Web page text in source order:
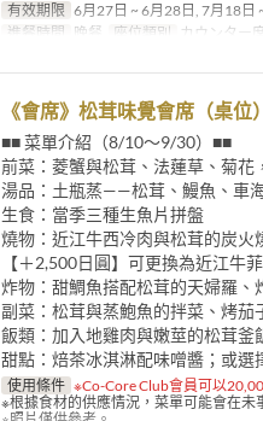
有效期限 6月27日 ~ 6月28日, 7月18日
進餐時間 晚餐 座位類別 カウンター
《會席》松茸味覺會席（桌位）
■■ 菜單介紹（8/10～9/30）■■
前菜：菱蟹與松茸、法蓮草、菊花
湯品：土瓶蒸——松茸、鰻魚、車
生食：當季三種生魚片拼盤
燒物：近江牛西冷肉與松茸的炭火
【＋2,500日圓】可更換為近江牛
炸物：甜鯛魚搭配松茸的天婦羅
副菜：松茸與蒸鮑魚的拌菜、烤茄
飯類：加入地雞肉與嫩莖的松茸釜
甜點：焙茶冰淇淋配味噌醬；或選
使用條件 ※Co-Core Club會員可以
※根據食材的供應情況，菜單可能會在未